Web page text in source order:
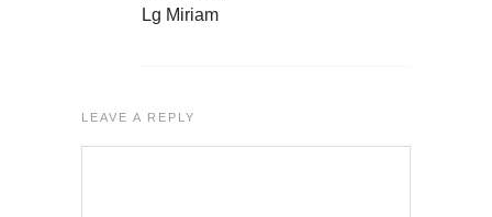
Lg Miriam
LEAVE A REPLY